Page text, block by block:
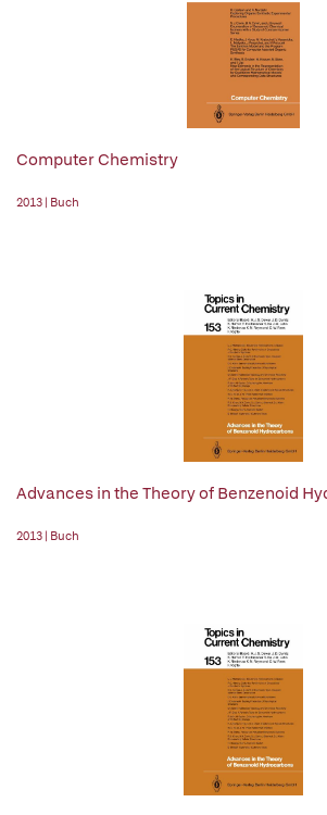
Computer Chemistry
2013 | Buch
Advances in the Theory of Benzenoid
2013 | Buch